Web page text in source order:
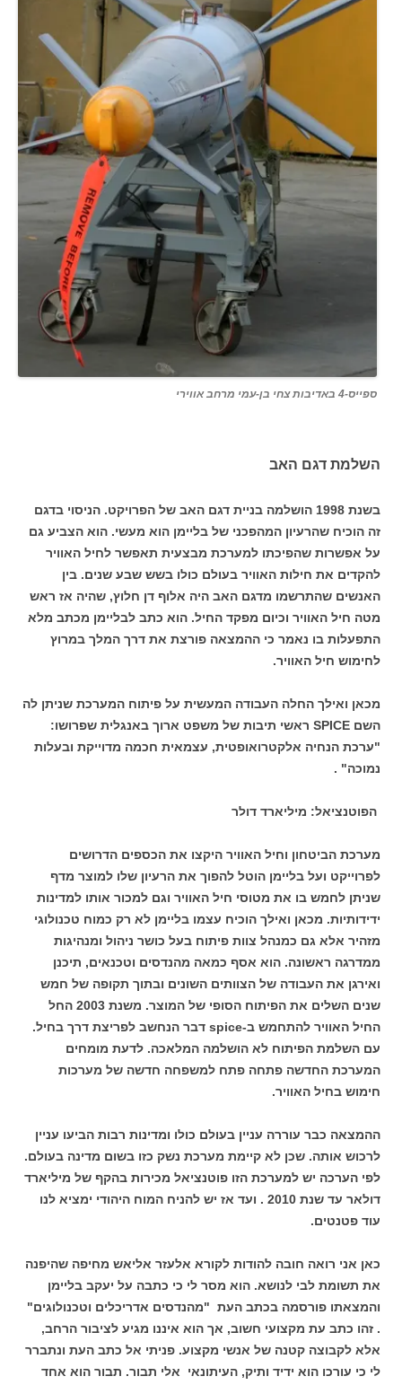
ספייס-4 באדיבות צחי בן-עמי מרחב אווירי
השלמת דגם האב
בשנת 1998 הושלמה בניית דגם האב של הפרויקט. הניסוי בדגם
זה הוכיח שהרעיון המהפכני של בליימן הוא מעשי. הוא הצביע גם
על אפשרות שהפיכתו למערכת מבצעית תאפשר לחיל האוויר
להקדים את חילות האוויר בעולם כולו בשש שבע שנים. בין
האנשים שהתרשמו מדגם האב היה אלוף דן חלוץ, שהיה אז ראש
מטה חיל האוויר וכיום מפקד החיל. הוא כתב לבליימן מכתב מלא
התפעלות בו נאמר כי ההמצאה פורצת את דרך המלך במרוץ
לחימוש חיל האוויר.
מכאן ואילך החלה העבודה המעשית על פיתוח המערכת שניתן לה
השם SPICE ראשי תיבות של משפט ארוך באנגלית שפרושו:
"ערכת הנחיה אלקטרואופטית, עצמאית חכמה מדוייקת ובעלות
נמוכה" .
הפוטנציאל: מיליארד דולר
מערכת הביטחון וחיל האוויר היקצו את הכספים הדרושים
לפרוייקט ועל בליימן הוטל להפוך את הרעיון שלו למוצר מדף
שניתן לחמש בו את מטוסי חיל האוויר וגם למכור אותו למדינות
ידידותיות. מכאן ואילך הוכיח עצמו בליימן לא רק כמוח טכנולוגי
מזהיר אלא גם כמנהל צוות פיתוח בעל כושר ניהול ומנהיגות
ממדרגה ראשונה. הוא אסף כמאה מהנדסים וטכנאים, תיכנן
ואירגן את העבודה של הצוותים השונים ובתוך תקופה של חמש
שנים השלים את הפיתוח הסופי של המוצר. משנת 2003 החל
החיל האוויר להתחמש ב-spice דבר הנחשב לפריצת דרך בחיל.
עם השלמת הפיתוח לא הושלמה המלאכה. לדעת מומחים
המערכת החדשה פתחה פתח למשפחה חדשה של מערכות
חימוש בחיל האוויר.
ההמצאה כבר עוררה עניין בעולם כולו ומדינות רבות הביעו עניין
לרכוש אותה. שכן לא קיימת מערכת נשק כזו בשום מדינה בעולם.
לפי הערכה יש למערכת הזו פוטנציאל מכירות בהקף של מיליארד
דולאר עד שנת 2010 . ועד אז יש להניח המוח היהודי ימציא לנו
עוד פטנטים.
כאן אני רואה חובה להודות לקורא אלעזר אליאש מחיפה שהיפנה
את תשומת לבי לנושא. הוא מסר לי כי כתבה על יעקב בליימן
והמצאתו פורסמה בכתב העת "מהנדסים אדריכלים וטכנולוגים"
. זהו כתב עת מקצועי חשוב, אך הוא איננו מגיע לציבור הרחב,
אלא לקבוצה קטנה של אנשי מקצוע. פניתי אל כתב העת ונתברר
לי כי עורכו הוא ידיד ותיק, העיתונאי אלי תבור. תבור הוא אחד